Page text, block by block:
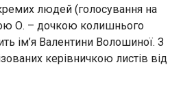
людей (голосування на
О. – дочкою колишнього
ім’я Валентини Волошиної. З
керівничкою листів від